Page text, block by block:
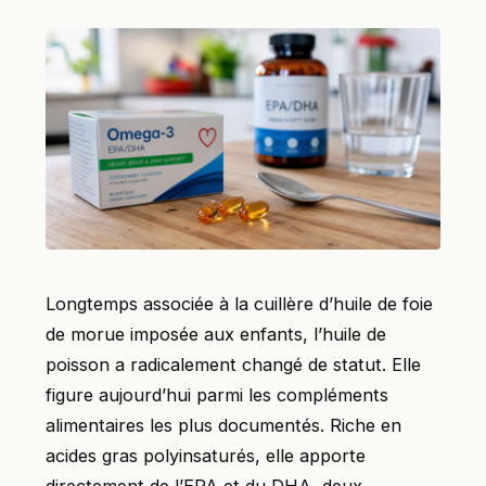
Longtemps associée à la cuillère d’huile de foie
de morue imposée aux enfants, l’huile de
poisson a radicalement changé de statut. Elle
figure aujourd’hui parmi les compléments
alimentaires les plus documentés. Riche en
acides gras polyinsaturés, elle apporte